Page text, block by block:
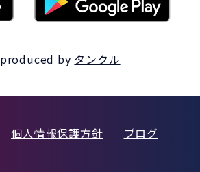
produced by タンクル
個人情報保護方針 ブログ